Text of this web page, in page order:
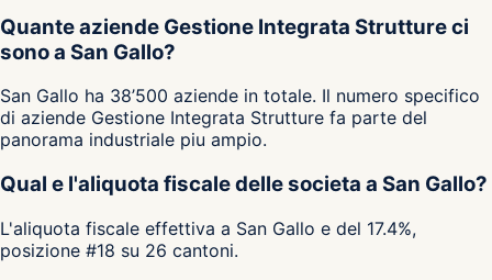
Quante aziende Gestione Integrata Strutture ci
sono a San Gallo?
San Gallo ha 38’500 aziende in totale. Il numero specifico
di aziende Gestione Integrata Strutture fa parte del
panorama industriale piu ampio.
Qual e l'aliquota fiscale delle societa a San Gallo?
L'aliquota fiscale effettiva a San Gallo e del 17.4%,
posizione #18 su 26 cantoni.